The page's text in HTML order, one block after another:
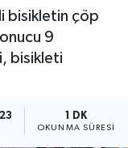
bisikletin çöp
9
bisikleti
1 DK
OKUNMA SÜRESI